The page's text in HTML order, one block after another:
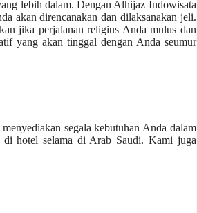
lebih dalam. Dengan Alhijaz Indowisata
akan direncanakan dan dilaksanakan jeli.
jika perjalanan religius Anda mulus dan
yang akan tinggal dengan Anda seumur
segala kebutuhan Anda dalam
di hotel selama di Arab Saudi. Kami juga